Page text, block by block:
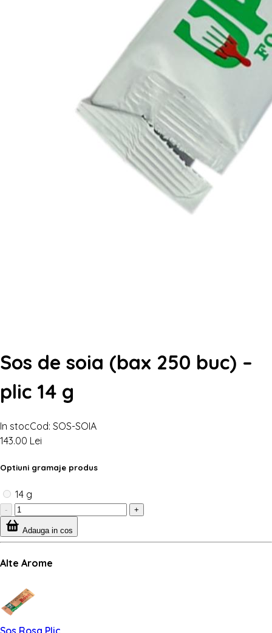
Sos de soia (bax 250 buc) –
plic 14 g
In stocCod: SOS-SOIA
143.00 Lei
Optiuni gramaje produs
14 g
- +
Adauga in cos
Alte Arome